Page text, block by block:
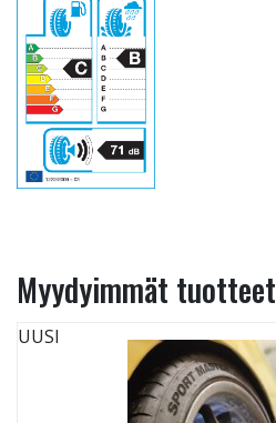
Myydyimmät tuotteet
UUSI